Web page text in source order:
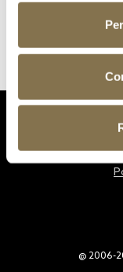
@ 2006-